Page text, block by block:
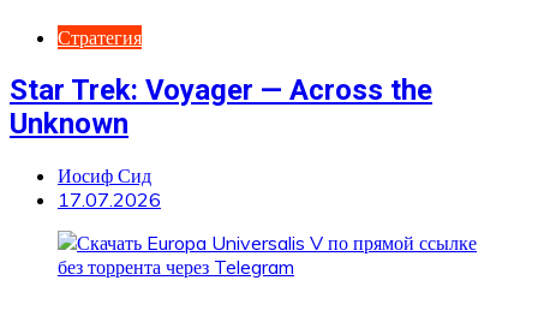
Стратегия
Star Trek: Voyager — Across the
Unknown
Иосиф Сид
17.07.2026